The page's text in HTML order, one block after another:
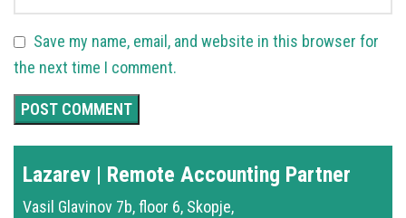
Save my name, email, and website in this browser for
the next time I comment.
Lazarev | Remote Accounting Partner
Vasil Glavinov 7b, floor 6, Skopje,